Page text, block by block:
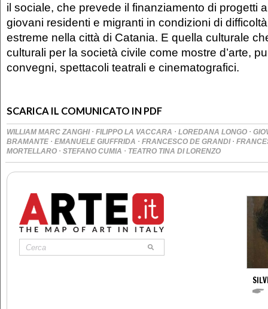
il sociale, che prevede il finanziamento di progetti
giovani residenti e migranti in condizioni di
estreme nella città di Catania. E quella culturale
culturali per la società civile come mostre d’arte,
convegni, spettacoli teatrali e cinematografici.
SCARICA IL COMUNICATO IN PDF
WILLIAM MARC ZANGHI · FILIPPO LA VACCARA · LOREDANA LONGO ·
BRAMANTE · EMANUELE GIUFFRIDA · FRANCESCO DE GRANDI ·
MORTELLARO · STEFANO CUMIA · TEATRO TINA DI LORENZO